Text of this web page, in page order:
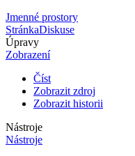
Jmenné prostory
StránkaDiskuse
Úpravy
Zobrazení
Číst
Zobrazit zdroj
Zobrazit historii
Nástroje
Nástroje